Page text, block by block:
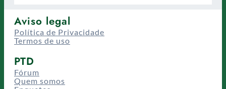
Aviso legal
Política de Privacidade
Termos de uso
PTD
Fórum
Quem somos